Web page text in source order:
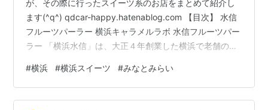
が、その際に行ったスイーツ系のお店をまとめて紹介し
ます(^q^) qdcar-happy.hatenablog.com 【目次】 水信
フルーツパーラー 横浜キャラメルラボ 水信フルーツパー
ラー 「横浜水信」は、大正４年創業した横浜で老舗の果
に２店舗あります。そのうちの１店が「北仲ブリック&ホ
ワイト」内にある「水信フルーツパーラー」で、今回は
こちらに伺いました。 ちなみに、もう１店は、「コレッ
#横浜 #横浜スイーツ #みなとみらい